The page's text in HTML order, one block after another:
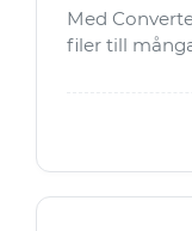
Med
filer till